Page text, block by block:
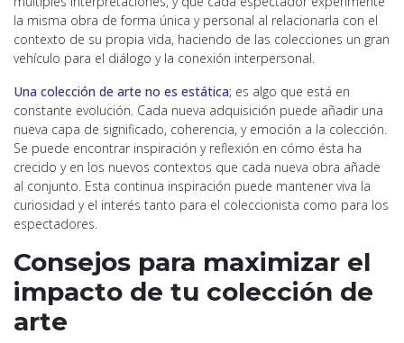
la misma obra de forma única y personal al relacionarla con el
contexto de su propia vida, haciendo de las colecciones un gran
vehículo para el diálogo y la conexión interpersonal.
Una colección de arte no es estática; es algo que está en
constante evolución. Cada nueva adquisición puede añadir una
nueva capa de significado, coherencia, y emoción a la colección.
Se puede encontrar inspiración y reflexión en cómo ésta ha
crecido y en los nuevos contextos que cada nueva obra añade
al conjunto. Esta continua inspiración puede mantener viva la
curiosidad y el interés tanto para el coleccionista como para los
espectadores.
Consejos para maximizar el
impacto de tu colección de
arte